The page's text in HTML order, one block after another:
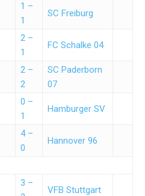
1 –
1
SC Freiburg
2 –
1
FC Schalke 04
2 –
2
SC Paderborn
07
0 –
1
Hamburger SV
4 –
0
Hannover 96
3 –
VFB Stuttgart